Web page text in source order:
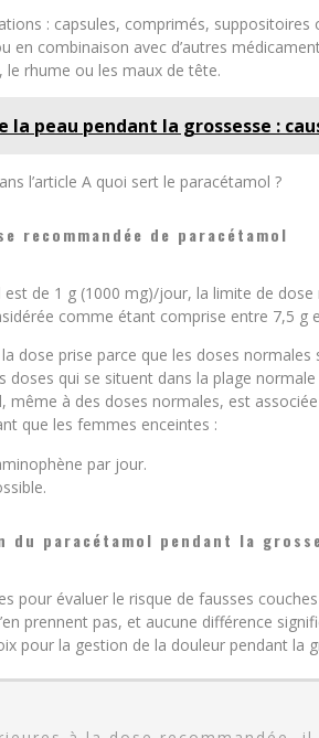
: capsules, comprimés,
en combinaison avec d’autres
rhume ou les maux de tête.
la peau pendant la grossesse :
l’article A quoi sert le paracétamol ?
recommandée de paracétamol
de 1 g (1000 mg)/jour, la limite de
comme étant comprise entre 7,5 g
dose prise parce que les doses
doses qui se situent dans la plage
même à des doses normales, est
que les femmes enceintes :
par jour.
du paracétamol pendant la
pour évaluer le risque de fausses
prennent pas, et aucune différence
pour la gestion de la douleur pendant la